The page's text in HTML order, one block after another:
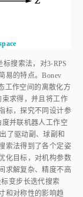
搜索法，对3⁃RPS
易的特点。Bonev
工作空间的离散化方
求得，并且将工作
标，探究不同设计参
并联机器人工作空
了驱动副、球副和
索法得到了各个定姿
化目标，对机构参数
求解复杂、精度不高
变步长迭代搜索
和对称性的影响趋